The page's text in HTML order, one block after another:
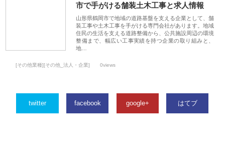
市で手がける舗装土木工事と求人情報
山形県鶴岡市で地域の道路基盤を支える企業として、舗
装工事や土木工事を手がける専門会社があります。地域
住民の生活を支える道路整備から、公共施設周辺の環境
整備まで、幅広い工事実績を持つ企業の取り組みと、
地…
[その他業種][その他_法人・企業] 0views
twitter facebook google+ はてブ